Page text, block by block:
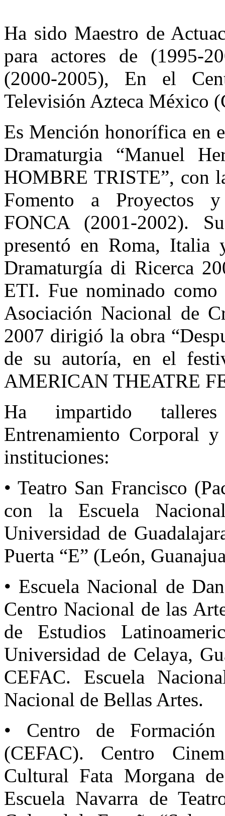
Ha sido Maestro de
para actores de (1995-
(2000-2005), En el
Televisión Azteca México
Es Mención honorífica en
Dramaturgia “Manuel
HOMBRE TRISTE”, con
Fomento a Proyectos
FONCA (2001-2002).
presentó en Roma, Italia
Dramaturgía di Ricerca
ETI. Fue nominado
Asociación Nacional de
2007 dirigió la obra
de su autoría, en el
AMERICAN THEATRE
Ha impartido
Entrenamiento Corporal
instituciones:
• Teatro San Francisco
con la Escuela
Universidad de
Puerta “E” (León,
• Escuela Nacional de
Centro Nacional de las
de Estudios
Universidad de Celaya,
CEFAC. Escuela
Nacional de Bellas Artes.
• Centro de
(CEFAC). Centro
Cultural Fata Morgana
Escuela Navarra de